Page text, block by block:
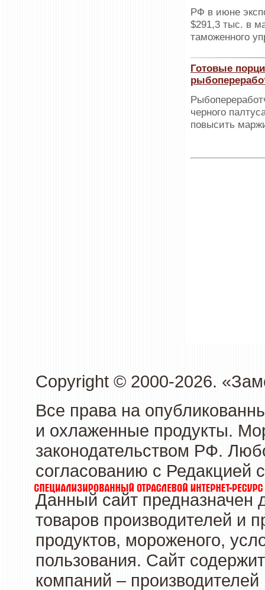
РФ в июне
$291,3 тыс. в
таможенного
Готовые
черного
повысить
Copyright © 2000-2026.
Все права на
и охлаженные продукты.
законодательством РФ.
согласованию с Редакцией
Данный сайт предназначен
товаров производителей и
продуктов, мороженого,
пользования. Сайт
компаний –